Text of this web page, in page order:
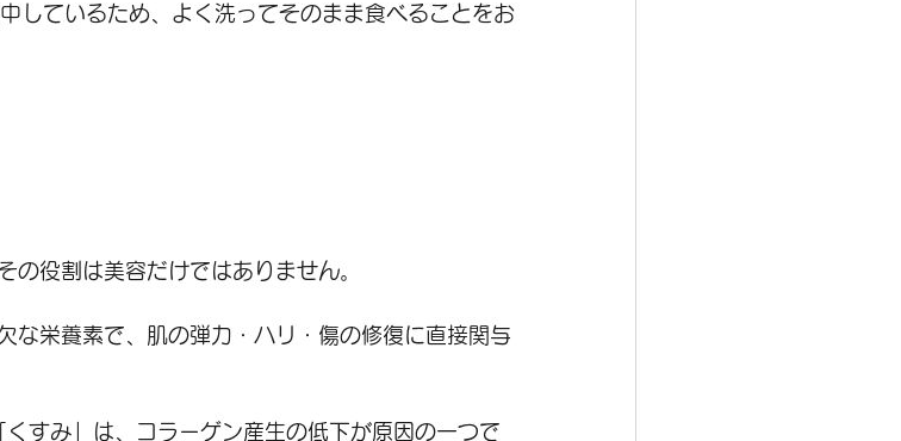
しているため、よく洗ってそのまま食べることをお
の役割は美容だけではありません。
な栄養素で、肌の弾力・ハリ・傷の修復に直接関与
すみ」は、コラーゲン産生の低下が原因の一つで